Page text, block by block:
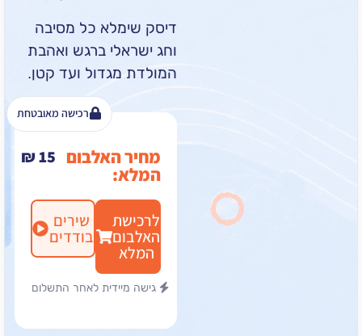
דיסק שימלא כל מסיבה
וחג ישראלי ברגש ואהבת
המולדת מגדול ועד קטן.
מחיר האלבום ₪15
לרכישת שירים
בודדים
גישה מיידית לאחר התשלום
רכישה מאובטחת